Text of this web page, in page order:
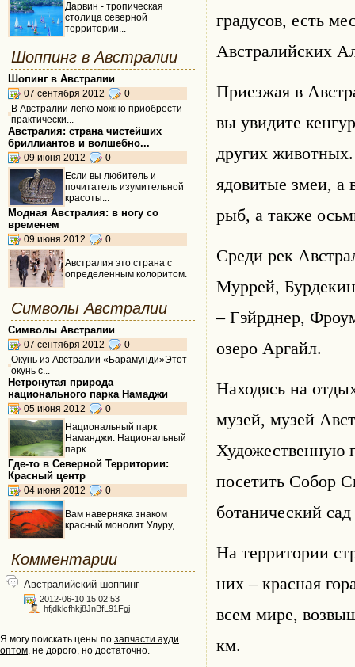
Дарвин - тропическая
столица северной
территории...
Шоппинг в Австралии
Шопинг в Австралии
07 сентября 2012
0
В Австралии легко можно приобрести
практически...
Австралия: страна чистейших
бриллиантов и волшебно...
09 июня 2012
0
Если вы любитель и
почитатель изумительной
красоты...
Модная Австралия: в ногу со
временем
09 июня 2012 0
Австралия это страна с
определенным колоритом.
Символы Австралии
Символы Австралии
07 сентября 2012
0
Окунь из Австралии «Барамунди»Этот
окунь с...
Нетронутая природа
национального парка Намаджи
05 июня 2012
0
Национальный парк
Наманджи. Национальный
парк...
Где-то в Северной Территории:
Красный центр
04 июня 2012 0
Вам наверняка знаком
красный монолит Улуру,...
Комментарии
Австралийский шоппинг
2012-06-10 15:02:53
hfjdklcfhkj8JnBfL91Fgj
Я могу поискать цены по запчасти ауди
оптом, не дорого, но достаточно.
градусов, есть
Австралийских
Приезжая в
вы увидите
других
ядовитые змеи, а
рыб, а также
Среди рек
Муррей,
– Гэйрднер,
озеро Аргайл.
Находясь на
музей, музей
Художественную
посетить Собор
ботанический
На территории
них – красная
всем мире,
км.